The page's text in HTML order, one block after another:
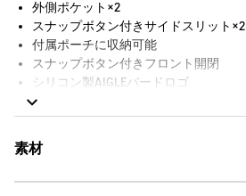
外側ポケット×2
スナップボタン付きサイドスリット×2
付属ポーチに収納可能
スナップボタン付きフロント開閉
シリコン製AIGLEバードロゴ
メインシーム防水仕様
裏地なし
素材